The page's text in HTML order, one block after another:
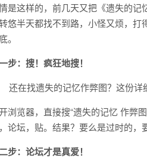
是这样的，前几天又把《遗失的
悠半天都找不到路，小怪又烦，
。
步：搜！疯狂地搜！
浏览器，直接搜“遗失的记忆 作弊
论坛，贴。结果？要么是过时的，
步：论坛才是真爱！